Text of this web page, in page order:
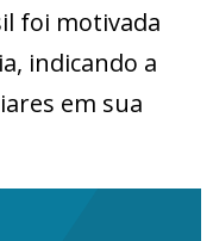
foi motivada
indicando a
em sua